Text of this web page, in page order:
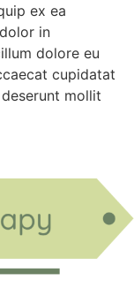
ex ea
in
dolore eu
cupidatat
mollit